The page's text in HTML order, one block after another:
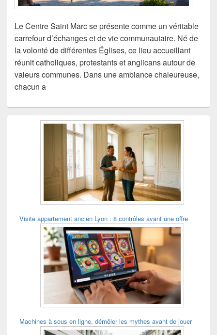
Le Centre Saint Marc se présente comme un véritable
carrefour d’échanges et de vie communautaire. Né de
la volonté de différentes Églises, ce lieu accueillant
réunit catholiques, protestants et anglicans autour de
valeurs communes. Dans une ambiance chaleureuse,
chacun a
Visite appartement ancien Lyon : 8 contrôles avant une offre
Machines à sous en ligne, démêler les mythes avant de jouer